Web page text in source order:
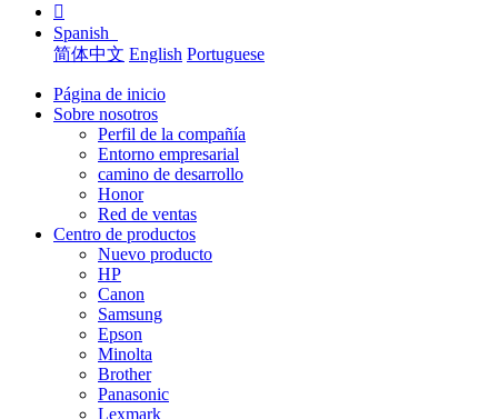

Spanish
简体中文 English Portuguese
Página de inicio
Sobre nosotros
Perfil de la compañía
Entorno empresarial
camino de desarrollo
Honor
Red de ventas
Centro de productos
Nuevo producto
HP
Canon
Samsung
Epson
Minolta
Brother
Panasonic
Lexmark